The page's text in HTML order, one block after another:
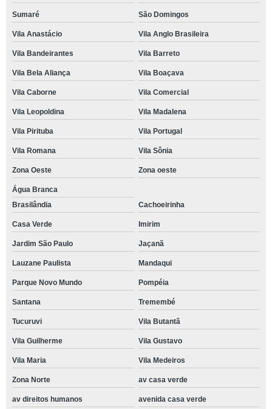
Sumaré São Domingos
Vila Anastácio Vila Anglo Brasileira
Vila Bandeirantes Vila Barreto
Vila Bela Aliança Vila Boaçava
Vila Caborne Vila Comercial
Vila Leopoldina Vila Madalena
Vila Pirituba Vila Portugal
Vila Romana Vila Sônia
Zona Oeste Zona oeste
Água Branca
Brasilândia
Cachoeirinha
Casa Verde Imirim
Jardim São Paulo Jaçanã
Lauzane Paulista Mandaqui
Parque Novo Mundo Pompéia
Santana Tremembé
Tucuruvi Vila Butantã
Vila Guilherme Vila Gustavo
Vila Maria Vila Medeiros
Zona Norte av casa verde
av direitos humanos avenida casa verde